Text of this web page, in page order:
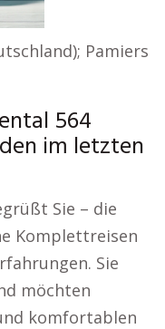
Pamiers
564
im letzten
Sie – die
Komplettreisen
Sie
möchten
komfortablen